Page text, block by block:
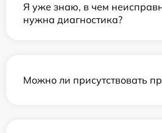
Я уже знаю, в чем
нужна диагностика?
Можно ли присутствовать